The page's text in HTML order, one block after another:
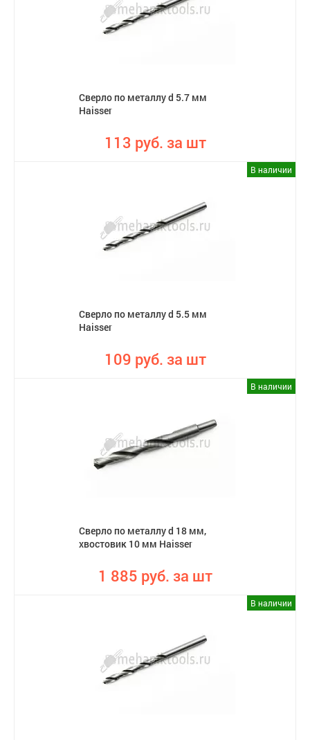
Сверло по металлу d 5.7 мм
Haisser
113 руб. за шт
В наличии
Сверло по металлу d 5.5 мм
Haisser
109 руб. за шт
В наличии
Сверло по металлу d 18 мм,
хвостовик 10 мм Haisser
1 885 руб. за шт
В наличии